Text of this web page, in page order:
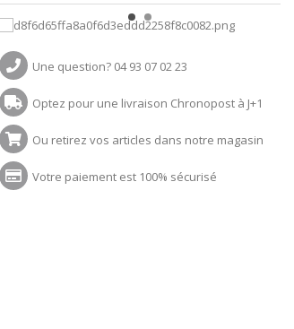
Une question? 04 93 07 02 23
Optez pour une livraison Chronopost à J+1
Ou retirez vos articles dans notre magasin
Votre paiement est 100% sécurisé